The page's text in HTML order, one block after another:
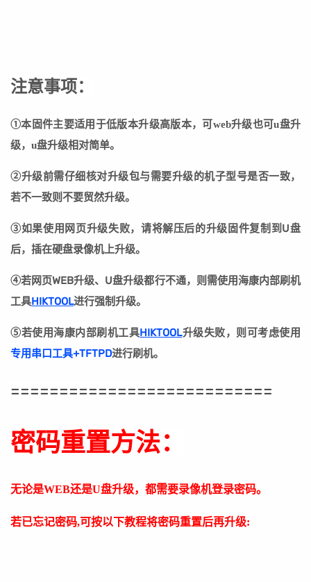
注意事项：
①本固件主要适用于低版本升级高版本，可web升级也可u盘升
级，u盘升级相对简单。
②升级前需仔细核对升级包与需要升级的机子型号是否一致，
若不一致则不要贸然升级。
③如果使用网页升级失败，请将解压后的升级固件复制到U盘
后，插在硬盘录像机上升级。
④若网页WEB升级、U盘升级都行不通，则需使用海康内部刷机
工具HIKTOOL进行强制升级。
⑤若使用海康内部刷机工具HIKTOOL升级失败，则可考虑使用
专用串口工具+TFTPD进行刷机。
===========================
密码重置方法：
无论是WEB还是U盘升级，都需要录像机登录密码。
若已忘记密码,可按以下教程将密码重置后再升级: